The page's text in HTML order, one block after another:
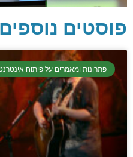
איך
איך, כמתכנתים,
לעבור
קראו
פוסטים
פתרונות ומאמרים על פיתוח